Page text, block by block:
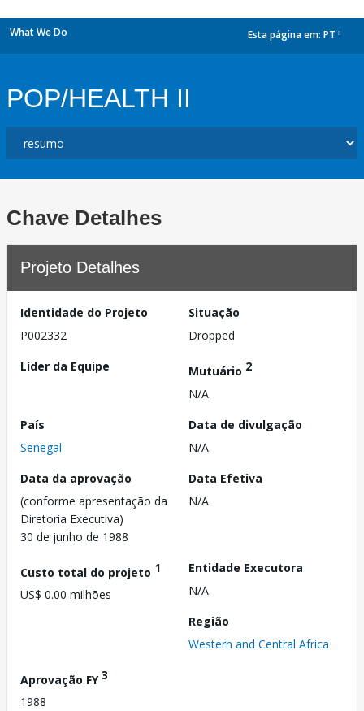
What We Do Esta página em: PT
POP/HEALTH II
Chave Detalhes
Projeto Detalhes
Identidade do Projeto
P002332
Situação
Dropped
Líder da Equipe
Mutuário 2
N/A
País
Senegal
Data de divulgação
N/A
Data da aprovação
(conforme apresentação da
Diretoria Executiva)
30 de junho de 1988
Data Efetiva
N/A
Custo total do projeto 1
US$ 0.00 milhões
Entidade Executora
N/A
Região
Western and Central Africa
Aprovação FY3
1988